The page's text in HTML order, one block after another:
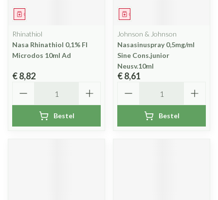
Geneesmiddel
Rhinathiol
Nasa Rhinathiol 0,1% Fl
Microdos 10ml Ad
€ 8,82
Bestel
Geneesmiddel
Johnson & Johnson
Nasasinuspray 0,5mg/ml
Sine Cons.junior
Neusv.10ml
€ 8,61
Bestel